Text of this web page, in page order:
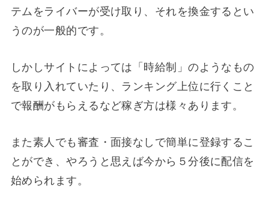
テムをライバーが受け取り、それを換金するとい
うのが一般的です。
しかしサイトによっては「時給制」のようなもの
を取り入れていたり、ランキング上位に行くこと
で報酬がもらえるなど稼ぎ方は様々あります。
また素人でも審査・面接なしで簡単に登録するこ
とができ、やろうと思えば今から５分後に配信を
始められます。